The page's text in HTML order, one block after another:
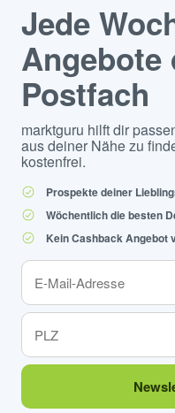
Jede
Postfach
marktguru hilft dir
aus deiner Nähe zu
kostenfrei.
Prospekte deiner
Wöchentlich die besten
Kein Cashback Angebot